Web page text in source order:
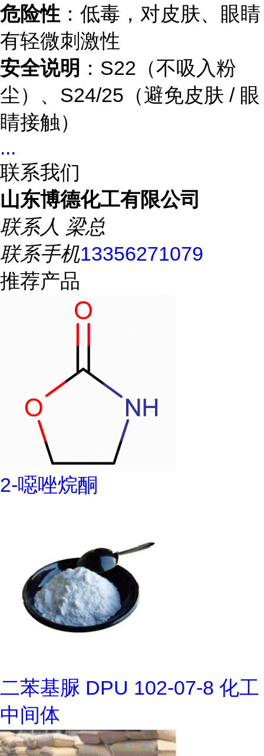
危险性 ：低毒，对皮肤、眼睛
有轻微刺激性
安全说明 ：S22（不吸入粉
尘）、S24/25（避免皮肤 / 眼
睛接触）
...
联系我们
山东博德化工有限公司
联系人 梁总
联系手机13356271079
推荐产品
2-噁唑烷酮
二苯基脲 DPU 102-07-8 化工
中间体